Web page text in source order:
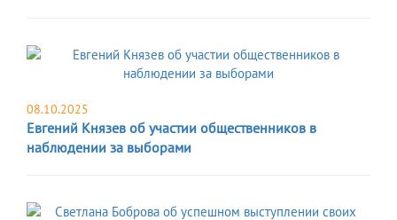
08.10.2025
Евгений Князев об участии общественников в
наблюдении за выборами